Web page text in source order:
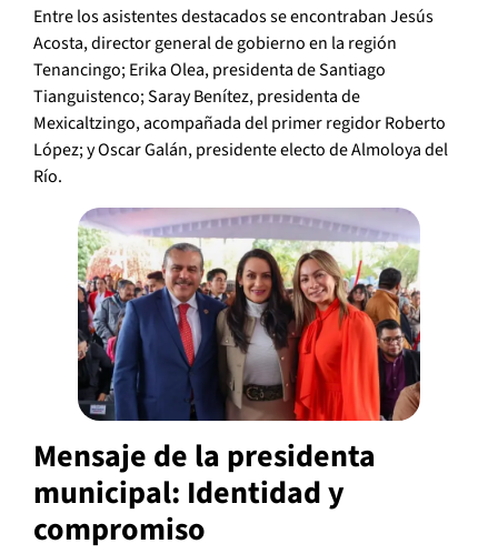
Entre los asistentes destacados se encontraban Jesús
Acosta, director general de gobierno en la región
Tenancingo; Erika Olea, presidenta de Santiago
Tianguistenco; Saray Benítez, presidenta de
Mexicaltzingo, acompañada del primer regidor Roberto
López; y Oscar Galán, presidente electo de Almoloya del
Río.
Mensaje de la presidenta
municipal: Identidad y
compromiso